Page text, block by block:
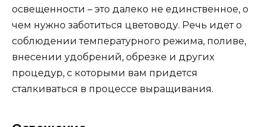
освещенности – это далеко не единственное, о
чем нужно заботиться цветоводу. Речь идет о
соблюдении температурного режима, поливе,
внесении удобрений, обрезке и других
процедур, с которыми вам придется
сталкиваться в процессе выращивания.